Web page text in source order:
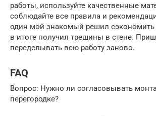
работы, используйте качественные
соблюдайте все правила и
один мой знакомый решил сэкономить
в итоге получил трещины в стене.
переделывать всю работу заново.
FAQ
Вопрос: Нужно ли согласовывать
перегородке?